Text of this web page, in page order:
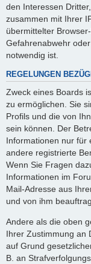
den Interessen
zusammen mit Ihrer
übermittelter
Gefahrenabwehr
notwendig ist.
REGELUNGEN
Zweck eines Boards
zu ermöglichen. Sie
Profils und die von
sein können. Der
Informationen nur für
andere registrierte
Wenn Sie Fragen
Informationen im
Mail-Adresse aus
und von ihm
Andere als die oben
Ihrer Zustimmung an
auf Grund
B. an